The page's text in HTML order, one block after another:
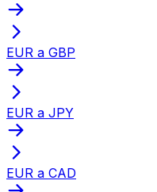
EUR a GBP
EUR a JPY
EUR a CAD